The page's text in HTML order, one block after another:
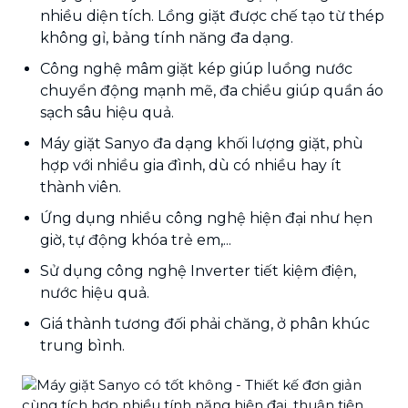
nhiều diện tích. Lồng giặt được chế tạo từ thép
không gỉ, bảng tính năng đa dạng.
Công nghệ mâm giặt kép giúp luồng nước
chuyển động mạnh mẽ, đa chiều giúp quần áo
sạch sâu hiệu quả.
Máy giặt Sanyo đa dạng khối lượng giặt, phù
hợp với nhiều gia đình, dù có nhiều hay ít
thành viên.
Ứng dụng nhiều công nghệ hiện đại như hẹn
giờ, tự động khóa trẻ em,...
Sử dụng công nghệ Inverter tiết kiệm điện,
nước hiệu quả.
Giá thành tương đối phải chăng, ở phân khúc
trung bình.